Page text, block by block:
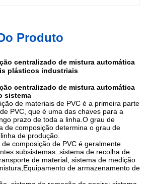
Produto
centralizado de mistura automática
plásticos industriais
centralizado de mistura automática
sistema
de materiais de PVC é a primeira parte
PVC, que é uma das chaves para a
prazo de toda a linha.O grau de
de composição determina o grau de
de produção.
composição de PVC é geralmente
subsistemas: sistema de recolha de
de material, sistema de medição
de armazenamento de